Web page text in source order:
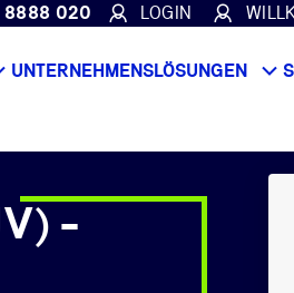
020 LOGIN
UNTERNEHMENSLÖSUNGEN
-